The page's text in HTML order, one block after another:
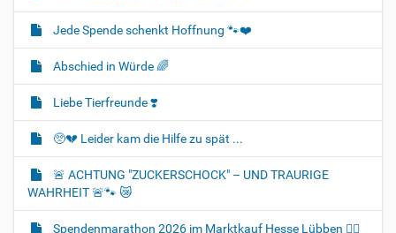
Jede Spende schenkt Hoffnung 🐾❤️
Abschied in Würde 🌈
Liebe Tierfreunde ❣️
🥺💔 Leider kam die Hilfe zu spät ...
🚨 ACHTUNG "ZUCKERSCHOCK" – UND TRAURIGE
WAHRHEIT 🚨🐾 😿
Spendenmarathon 2026 im Marktkauf Hesse Lübben 👍🏻